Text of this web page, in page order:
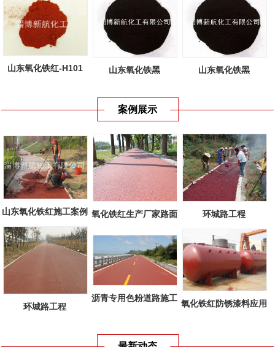
山东氧化铁红-H101 山东氧化铁黑 山东氧化铁黑
案例展示
山东氧化铁红施工案例 氧化铁红生产厂家路面
环城路工程
环城路工程
沥青专用色粉道路施工
氧化铁红防锈漆料应用